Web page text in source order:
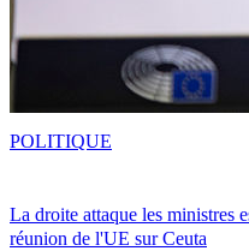
La droite attaque les ministres
réunion de l'UE sur Ceuta
POLITIQUE